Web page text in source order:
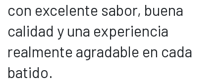
con excelente sabor, buena
calidad y una experiencia
realmente agradable en cada
batido.